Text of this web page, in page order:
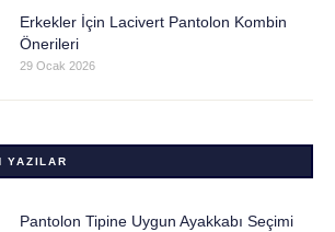
Erkekler İçin Lacivert Pantolon Kombin
Önerileri
29 Ocak 2026
YAZILAR
Pantolon Tipine Uygun Ayakkabı Seçimi